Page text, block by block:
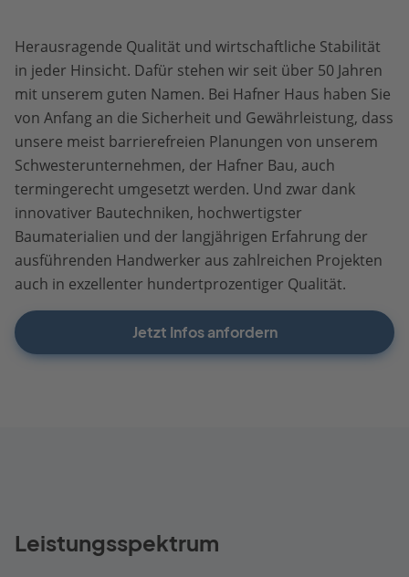
Herausragende Qualität und wirtschaftliche Stabilität
in jeder Hinsicht. Dafür stehen wir seit über 50 Jahren
mit unserem guten Namen. Bei Hafner Haus haben Sie
von Anfang an die Sicherheit und Gewährleistung, dass
unsere meist barrierefreien Planungen von unserem
Schwesterunternehmen, der Hafner Bau, auch
termingerecht umgesetzt werden. Und zwar dank
innovativer Bautechniken, hochwertigster
Baumaterialien und der langjährigen Erfahrung der
ausführenden Handwerker aus zahlreichen Projekten
auch in exzellenter hundertprozentiger Qualität.
Jetzt Infos anfordern
Leistungsspektrum